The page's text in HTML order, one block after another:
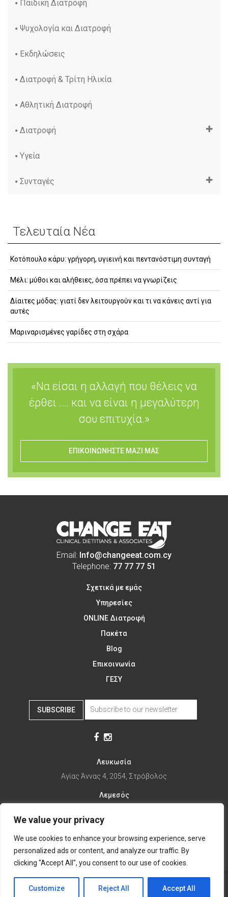
We value your privacy
We use cookies to enhance your browsing experience, serve
personalized ads or content, and analyze our traffic. By
clicking "Accept All", you consent to our use of cookies.
Customize Reject All Accept All
Παιδική Διατροφή
Ψυχολογία και Διατροφή
Εκδηλώσεις
Διατροφή & Τρίτη Ηλικία
Αθλητική Διατροφή
Διατροφή
Υγεία
Συνταγές
Τελευταία Νέα
Κοτόπουλο κάρυ: γρήγορη, υγιεινή και πεντανόστιμη συνταγή
Μέλι: μύθοι και αλήθειες, όσα πρέπει να γνωρίζεις
Δίαιτες μόδας: γιατί δεν λειτουργούν και τι να κάνεις αντί για
αυτές
Μαριναρισμένες γαρίδες στη σχάρα
«Να είσαι η αλλαγή που θέλεις να
έρθει …. και να είναι η μεγαλύτερη
σου επιτυχία.»
ΕΠΙΚΟΙΝΩΝΗΣΤΕ ΜΑΖΙ ΜΑΣ
Email: Info@changeeat.com.cy
Telephone: 77 77 77 51
Σχετικά με εμάς
Υπηρεσίες
ONLINE Διατροφή
Πακέτα
Blog
Επικοινωνία
ΓΕΣΥ
SUBSCRIBE
Λευκωσία
Αγίας Άννας 4, 2054, Στρόβολος
Λεμεσός
1ης Απριλίου 67, 5281
it's time to Change Eat